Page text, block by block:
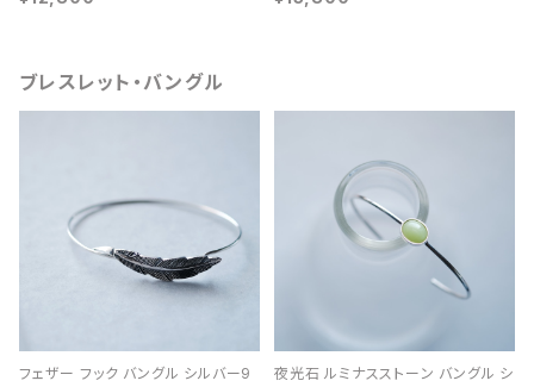
ブレスレット・バングル
フェザー フック バングル シルバー9
夜光石 ルミナスストーン バングル シ